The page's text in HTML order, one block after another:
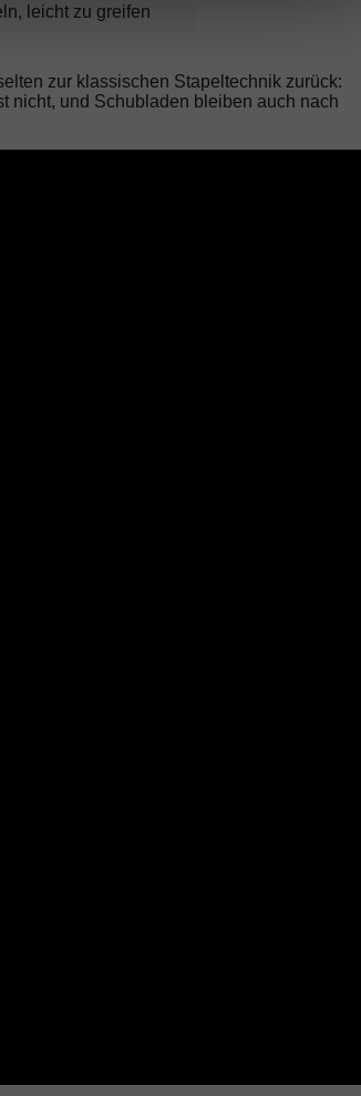
leicht zu greifen
zur klassischen Stapeltechnik zurück:
nicht, und Schubladen bleiben auch nach